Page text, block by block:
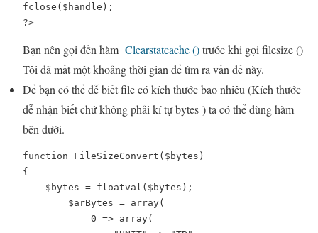
fclose ( $handle
?>
Bạn nên gọi đến hàm Clearstatcache ()trước khi gọi filesize ()
Tôi đã mất một khoảng thời gian để tìm ra vấn đề này.
Để bạn có thể dễ biết file có kích thước bao nhiêu (Kích thước
dễ nhận biết chứ không phải kí tự bytes ) ta có thể dùng hàm
bên dưới.
function FileSizeConvert($bytes)
{
    $bytes = floatval($bytes);
        $arBytes = array(
            0 => array(